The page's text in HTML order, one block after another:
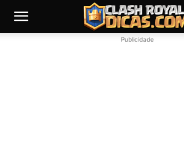
Publicidade